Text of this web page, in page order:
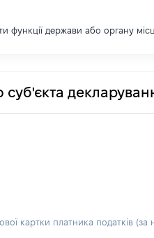
функції держави або органу
суб'єкта
картки платника податків (за